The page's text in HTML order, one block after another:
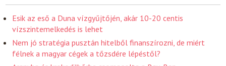
Esik az eső a Duna vízgyűjtőjén, akár 10-20 centis
vízszintemelkedés is lehet
Nem jó stratégia pusztán hitelből finanszírozni, de miért
félnek a magyar cégek a tőzsdére lépéstől?